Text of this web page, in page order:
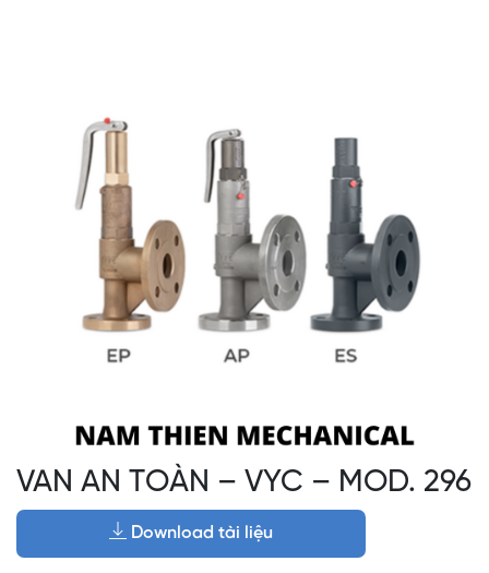
VAN AN TOÀN – VYC – MOD. 296
Download tài liệu